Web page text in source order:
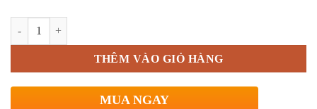
THÊM VÀO GIỎ HÀNG
MUA NGAY